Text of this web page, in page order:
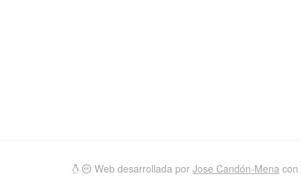
Web desarrollada por Jose Candón-Mena con